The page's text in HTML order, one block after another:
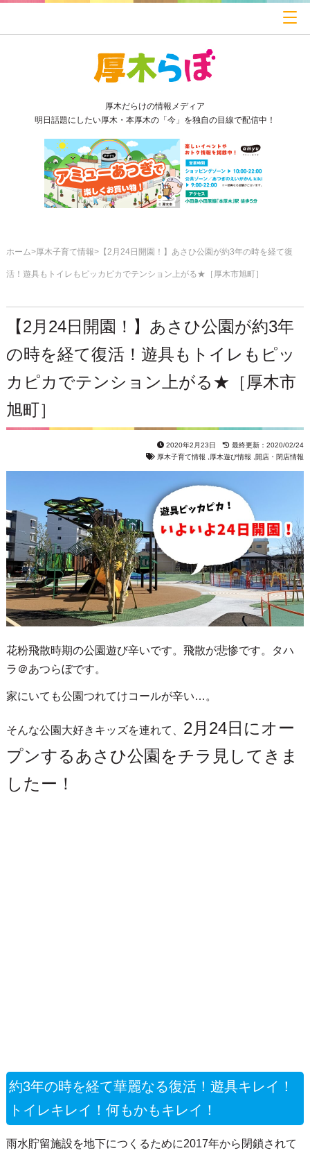
厚木だらけの情報メディア
明日話題にしたい厚木・本厚木の「今」を独自の目線で配信中！
ホーム 厚木子育て情報 【2月24日開園！】あさひ公園が約3年の時を経て復
活！遊具もトイレもピッカピカでテンション上がる★［厚木市旭町］
【2月24日開園！】あさひ公園が約3年
の時を経て復活！遊具もトイレもピッ
カピカでテンション上がる★［厚木市
旭町］
2020年2月23日
最終更新：2020/02/24
厚木子育て情報
厚木遊び情報 開店・閉店情報
花粉飛散時期の公園遊び辛いです。飛散が悲惨です。タハ
ラ＠あつらぼです。
家にいても公園つれてけコールが辛い…。
そんな公園大好きキッズを連れて、 2月24日にオー
プンするあさひ公園をチラ見してきま
したー！
約3年の時を経て華麗なる復活！遊具キレイ！
トイレキレイ！何もかもキレイ！
雨水貯留施設を地下につくるために2017年から閉鎖されて